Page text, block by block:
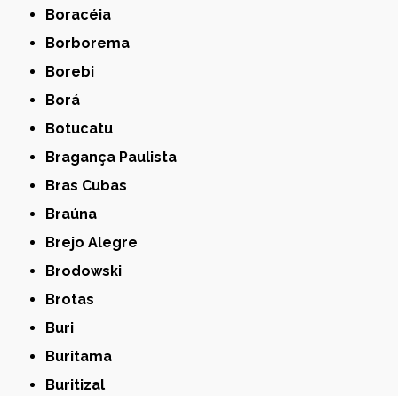
Boracéia
Borborema
Borebi
Borá
Botucatu
Bragança Paulista
Bras Cubas
Braúna
Brejo Alegre
Brodowski
Brotas
Buri
Buritama
Buritizal